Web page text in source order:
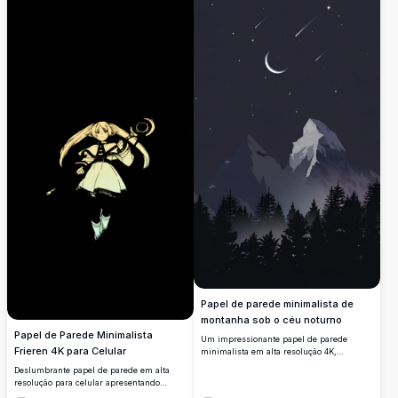
Papel de Parede Minimalista
Frieren 4K para Celular
Deslumbrante papel de parede em alta
resolução para celular apresentando
Papel de parede minimalista de
montanha sob o céu noturno
Um impressionante papel de parede
minimalista em alta resolução 4K,